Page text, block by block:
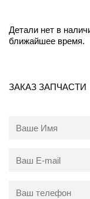
Детали нет в
ближайшее время.
ЗАКАЗ ЗАПЧАСТИ